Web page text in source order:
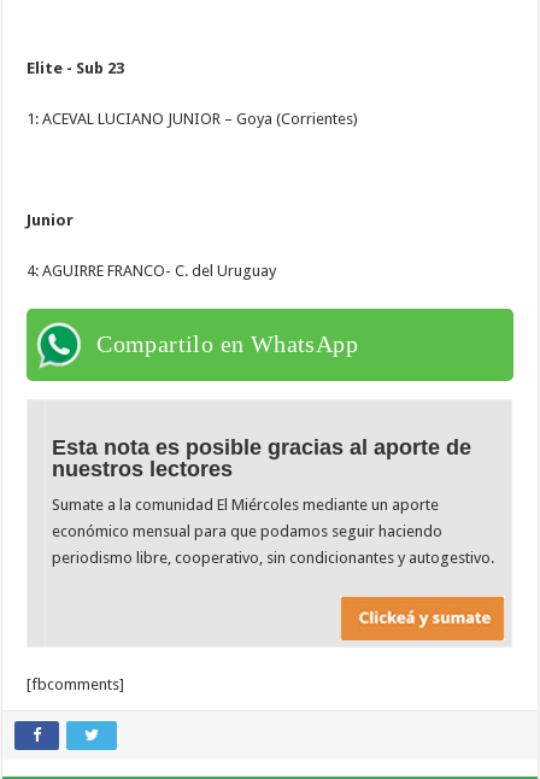
Elite - Sub 23
1: ACEVAL LUCIANO JUNIOR – Goya (Corrientes)
Junior
4: AGUIRRE FRANCO- C. del Uruguay
Compartilo en WhatsApp
Esta nota es posible gracias al aporte de
nuestros lectores
Sumate a la comunidad El Miércoles mediante un aporte
económico mensual para que podamos seguir haciendo
periodismo libre, cooperativo, sin condicionantes y autogestivo.
[fbcomments]